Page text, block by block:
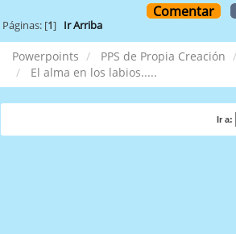
Comentar
Páginas: [1] Ir Arriba
Powerpoints PPS de Propia Creación
El alma en los labios.....
Ir a: